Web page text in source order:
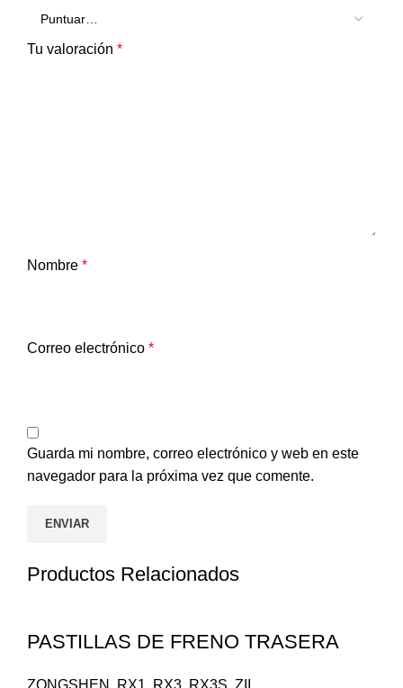
Tu valoración *
Nombre *
Correo electrónico *
Guarda mi nombre, correo electrónico y web en este
navegador para la próxima vez que comente.
Productos Relacionados
PASTILLAS DE FRENO TRASERA